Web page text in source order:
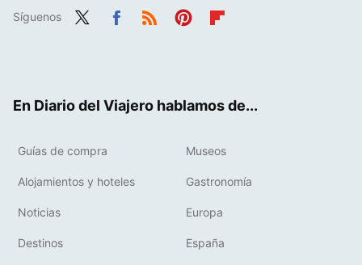
Síguenos
En Diario del Viajero hablamos de...
Guías de compra Museos
Alojamientos y hoteles Gastronomía
Noticias Europa
Destinos España